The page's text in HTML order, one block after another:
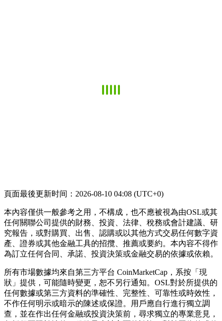
頁面最後更新时间：2026-08-10 04:08 (UTC+0)
本內容僅供一般參考之用，不構成，也不應被視為由OSL或其
任何關聯公司提供的財務、投資、法律、稅務或會計建議、研
究報告，或對購買、出售、認購或以其他方式交易任何數字資
產、證券或其他金融工具的招攬、推薦或要約。本內容不得作
為訂立任何合同、承諾、投資決策或金融交易的依據或依賴。
所有市場數據均來自第三方平台 CoinMarketCap，系按「現
狀」提供，可能隨時變更，恕不另行通知。OSL對於所提供的
任何數據或第三方資料的準確性、完整性、可靠性或時效性，
不作任何明示或暗示的陳述或保證。用戶應自行進行獨立調
查，並在作出任何金融或投資決策前，尋求獨立的專業意見，